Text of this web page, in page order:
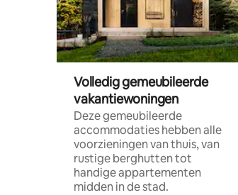
Volledig gemeubileerde
vakantiewoningen
Deze gemeubileerde
accommodaties hebben alle
voorzieningen van thuis, van
rustige berghutten tot
handige appartementen
midden in de stad.